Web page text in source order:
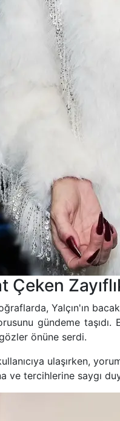
Çeken
Yalçın'ın
gündeme
önüne serdi.
ulaşırken,
ve tercihlerine saygı